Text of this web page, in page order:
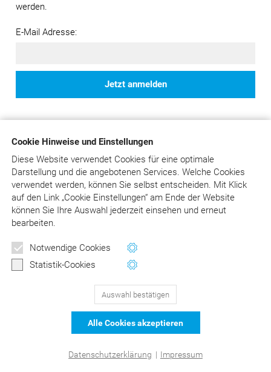
Cookie Hinweise und Einstellungen
Diese Website verwendet Cookies für eine optimale
Darstellung und die angebotenen Services. Welche Cookies
verwendet werden, können Sie selbst entscheiden. Mit Klick
aufden Link „Cookie Einstellungen“ am Ende der Website
können Sie Ihre Auswahl jederzeit einsehen und erneut
bearbeiten.
Notwendige Cookies
Statistik-Cookies
Auswahl bestätigen
Alle Cookies akzeptieren
Datenschutzerklärung | Impressum
werden.
E-Mail Adresse:
Jetzt anmelden
Mit Ihrer Anmeldung stimmen Sie zu, dass die
eingegebenen Daten an rapidmail übermittelt werden.
Beachten Sie bitte auch unsere
Datenschutzbestimmungen.
DER Kommentar zu BEMA und
GOZ –Liebold/Raff/Wissing
Bewertungen auf ProvenExpert.com